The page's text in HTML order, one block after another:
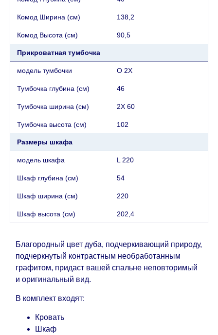
это гарантировать, поэтому интернет-магазин
не несет ответственности за какие-либо
Мебель из категории "
Модульная мебель
является модулярной, что оставляет право за
Поставщиком сделать доставку по мере
поступления модулей с фабрики, в течение
дополнительных 60 рабочих дней после первой
Комод Ширина (см) 138,2
Комод Высота (см) 90,5
Прикроватная тумбочка
модель тумбочки O 2X
Тумбочка глубина (см) 46
Тумбочка ширина (см) 2X 60
Тумбочка высота (см) 102
Размеры шкафа
модель шкафа L 220
Шкаф глубина (см) 54
Шкаф ширина (см) 220
Шкаф высота (см) 202,4
Благородный цвет дуба, подчеркивающий природу,
подчеркнутый контрастным необработанным
графитом, придаст вашей спальне неповторимый
и оригинальный вид.
В комплект входят:
Кровать
Шкаф